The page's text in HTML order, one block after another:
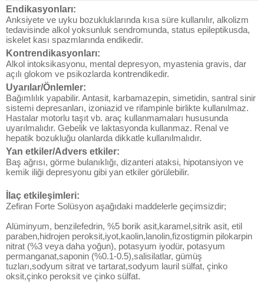
Endikasyonları:
Anksiyete ve uyku bozukluklarında kısa süre kullanılır, alkolizm
tedavisinde alkol yoksunluk sendromunda, status epileptikusda,
iskelet kası spazmlarında endikedir.
Kontrendikasyonları:
Alkol intoksikasyonu, mental depresyon, myastenia gravis, dar
açılı glokom ve psikozlarda kontrendikedir.
Uyarılar/Önlemler:
Bağımlılık yapabilir. Antasit, karbamazepin, simetidin, santral sinir
sistemi depresanları, izoniazid ve rifampinle birlikte kullanılmaz.
Hastalar motorlu taşıt vb. araç kullanmamaları hususunda
uyarılmalıdır. Gebelik ve laktasyonda kullanmaz. Renal ve
hepatik bozukluğu olanlarda dikkatle kullanılmalıdır.
Yan etkiler/Advers etkiler:
Baş ağrısı, görme bulanıklığı, dizanteri ataksi, hipotansiyon ve
kemik iliği depresyonu gibi yan etkiler görülebilir.
İlaç etkileşimleri:
Zefiran Forte Solüsyon aşağıdaki maddelerle geçimsizdir;
Alüminyum, benzilefedrin, %5 borik asit,karamel,sitrik asit, etil
paraben,hidrojen peroksit,iyot,kaolin,lanolin,fizostigmin pilokarpin
nitrat (%3 veya daha yoğun), potasyum iyodür, potasyum
permanganat,saponin (%0.1-0.5),salisilatlar, gümüş
tuzları,sodyum sitrat ve tartarat,sodyum lauril sülfat, çinko
oksit,çinko peroksit ve çinko sülfat.